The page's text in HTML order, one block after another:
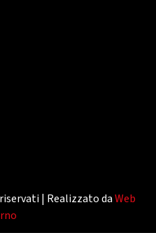
| Realizzato daWeb